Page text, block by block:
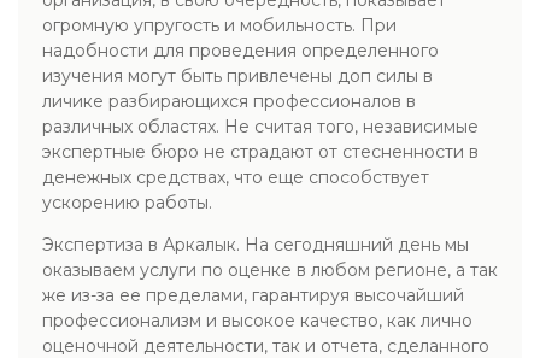
огромную упругость и мобильность. При
надобности для проведения определенного
изучения могут быть привлечены доп силы в
личике разбирающихся профессионалов в
различных областях. Не считая того, независимые
экспертные бюро не страдают от стесненности в
денежных средствах, что еще способствует
ускорению работы.
Экспертиза в Аркалык. На сегодняшний день мы
оказываем услуги по оценке в любом регионе, а так
же из-за ее пределами, гарантируя высочайший
профессионализм и высокое качество, как лично
оценочной деятельности, так и отчета, сделанного